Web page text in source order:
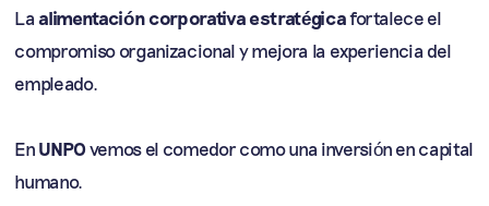
Laalimentación corporativa estratégicafortalece el
compromiso organizacional y mejora la experiencia del
empleado.
En UNPOvemos el comedor como una inversión en capital
humano.